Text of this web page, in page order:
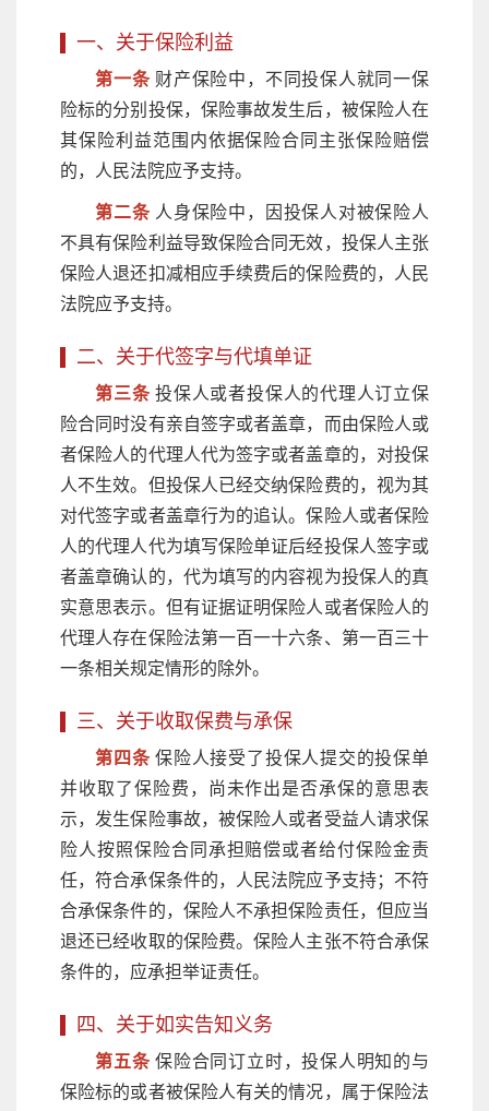
一、关于保险利益
第一条财产保险中，不同投保人就同一保
险标的分别投保，保险事故发生后，被保险人在
其保险利益范围内依据保险合同主张保险赔偿
的，人民法院应予支持。
第二条人身保险中，因投保人对被保险人
不具有保险利益导致保险合同无效，投保人主张
保险人退还扣减相应手续费后的保险费的，人民
法院应予支持。
二、关于代签字与代填单证
第三条投保人或者投保人的代理人订立保
险合同时没有亲自签字或者盖章，而由保险人或
者保险人的代理人代为签字或者盖章的，对投保
人不生效。但投保人已经交纳保险费的，视为其
对代签字或者盖章行为的追认。保险人或者保险
人的代理人代为填写保险单证后经投保人签字或
者盖章确认的，代为填写的内容视为投保人的真
实意思表示。但有证据证明保险人或者保险人的
代理人存在保险法第一百一十六条、第一百三十
一条相关规定情形的除外。
三、关于收取保费与承保
第四条保险人接受了投保人提交的投保单
并收取了保险费，尚未作出是否承保的意思表
示，发生保险事故，被保险人或者受益人请求保
险人按照保险合同承担赔偿或者给付保险金责
任，符合承保条件的，人民法院应予支持；不符
合承保条件的，保险人不承担保险责任，但应当
退还已经收取的保险费。保险人主张不符合承保
条件的，应承担举证责任。
四、关于如实告知义务
第五条保险合同订立时，投保人明知的与
保险标的或者被保险人有关的情况，属于保险法